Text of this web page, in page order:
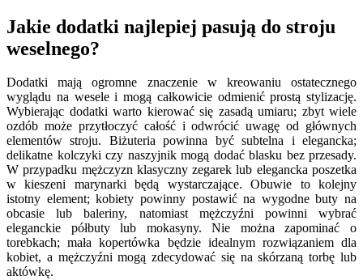
Jakie dodatki najlepiej pasują do stroju
weselnego?
Dodatki mają ogromne znaczenie w kreowaniu ostatecznego
wyglądu na wesele i mogą całkowicie odmienić prostą stylizację.
Wybierając dodatki warto kierować się zasadą umiaru; zbyt wiele
ozdób może przytłoczyć całość i odwrócić uwagę od głównych
elementów stroju. Biżuteria powinna być subtelna i elegancka;
delikatne kolczyki czy naszyjnik mogą dodać blasku bez przesady.
W przypadku mężczyzn klasyczny zegarek lub elegancka poszetka
w kieszeni marynarki będą wystarczające. Obuwie to kolejny
istotny element; kobiety powinny postawić na wygodne buty na
obcasie lub baleriny, natomiast mężczyźni powinni wybrać
eleganckie półbuty lub mokasyny. Nie można zapominać o
torebkach; mała kopertówka będzie idealnym rozwiązaniem dla
kobiet, a mężczyźni mogą zdecydować się na skórzaną torbę lub
aktówkę.